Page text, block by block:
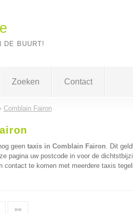
DE BUURT!
Zoeken Contact
Comblain Fairon
geen taxis in Comblain Fairon. Dit
pagina uw postcode in voor de
contact te komen met meerdere taxis
»»